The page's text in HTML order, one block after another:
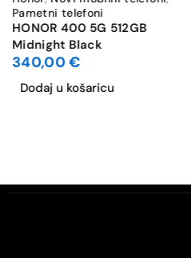
Pametni telefoni
HONOR 400 5G 512GB
Midnight Black
340,00€
Dodaj u košaricu